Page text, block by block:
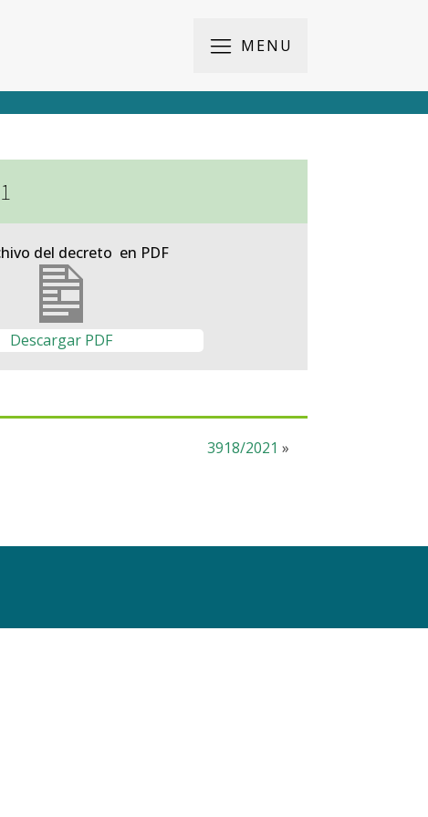
MENU
del decreto en PDF
Descargar PDF
3918/2021 »